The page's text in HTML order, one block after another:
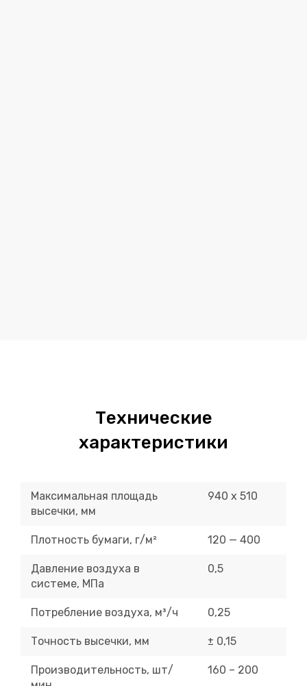
Технические
характеристики
Максимальная площадь
высечки, мм
940 х 510
Плотность бумаги, г/м² 120 — 400
Давление воздуха в
системе, МПа
0,5
Потребление воздуха, м³/ч 0,25
Точность высечки, мм ± 0,15
Производительность, шт/
160 – 200